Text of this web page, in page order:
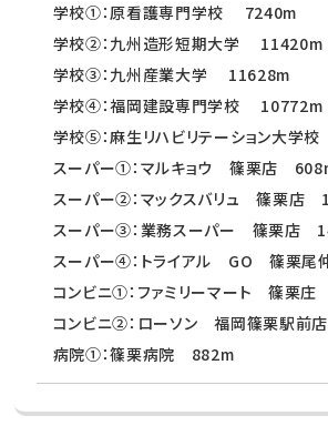
学校①：原看護専門学校 7240m
学校②：九州造形短期大学 11420m
学校③：九州産業大学 11628m
学校④：福岡建設専門学校 10772m
学校⑤：麻生リハビリテーション大学
スーパー①：マルキョウ 篠栗店
スーパー②：マックスバリュ 篠栗店
スーパー③：業務スーパー 篠栗店
スーパー④：トライアル GO 篠栗
コンビニ①：ファミリーマート 篠栗
コンビニ②：ローソン 福岡篠栗駅前
病院①：篠栗病院 882m